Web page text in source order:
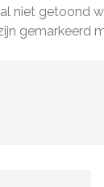
niet getoond
gemarkeerd